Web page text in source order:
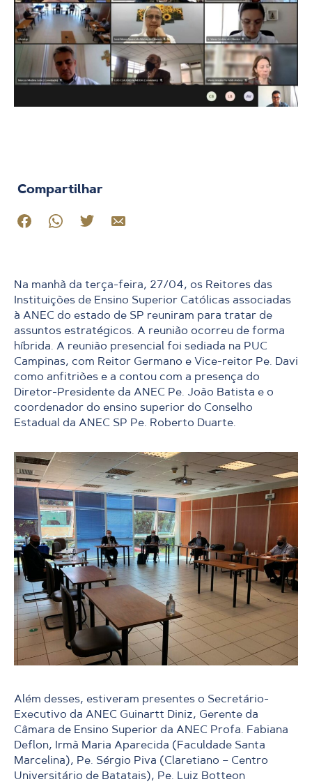
Compartilhar
Na manhã da terça-feira, 27/04, os Reitores das
Instituições de Ensino Superior Católicas associadas
à ANEC do estado de SP reuniram para tratar de
assuntos estratégicos. A reunião ocorreu de forma
híbrida. A reunião presencial foi sediada na PUC
Campinas, com Reitor Germano e Vice-reitor Pe. Davi
como anfitriões e a contou com a presença do
Diretor-Presidente da ANEC Pe. João Batista e o
coordenador do ensino superior do Conselho
Estadual da ANEC SP Pe. Roberto Duarte.
Além desses, estiveram presentes o Secretário-
Executivo da ANEC Guinartt Diniz, Gerente da
Câmara de Ensino Superior da ANEC Profa. Fabiana
Deflon, Irmã Maria Aparecida (Faculdade Santa
Marcelina), Pe. Sérgio Piva (Claretiano – Centro
Universitário de Batatais), Pe. Luiz Botteon